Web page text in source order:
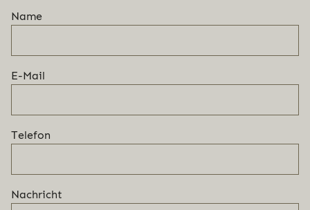
Name
E-Mail
Telefon
Nachricht